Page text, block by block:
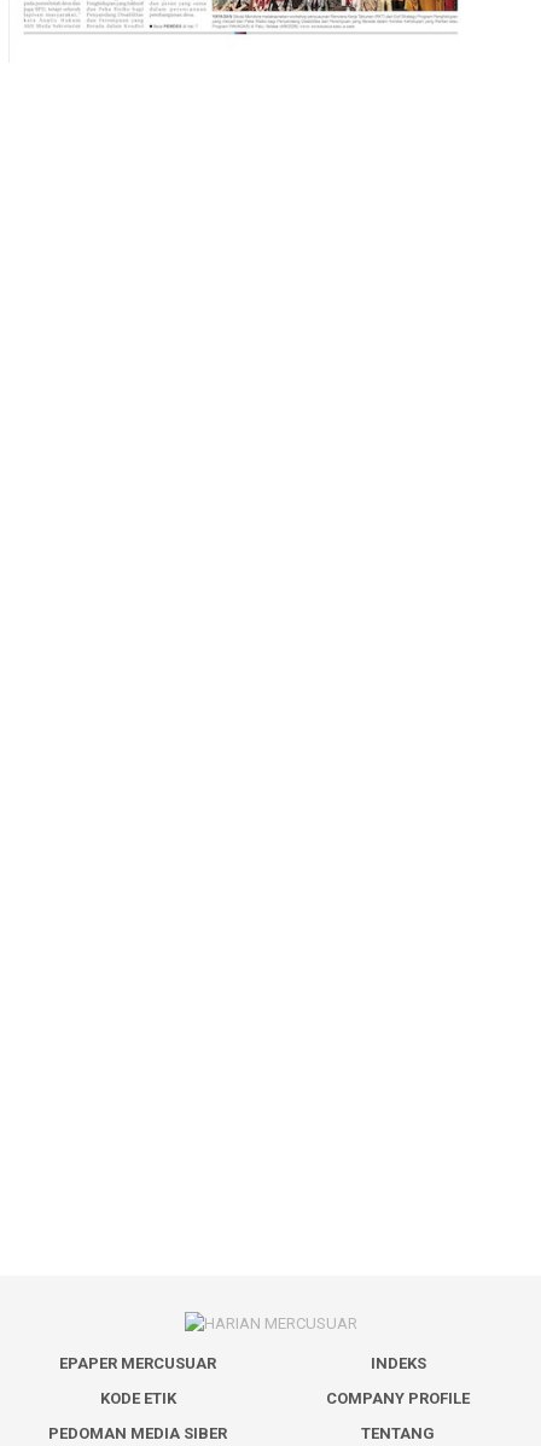
EPAPER MERCUSUAR
INDEKS
KODE ETIK
COMPANY PROFILE
PEDOMAN MEDIA SIBER
TENTANG